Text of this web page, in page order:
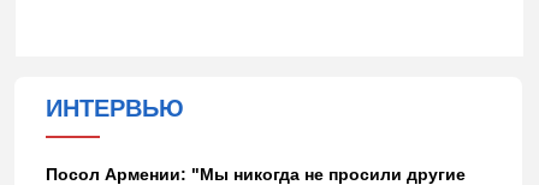
ИНТЕРВЬЮ
Посол Армении: "Мы никогда не просили другие